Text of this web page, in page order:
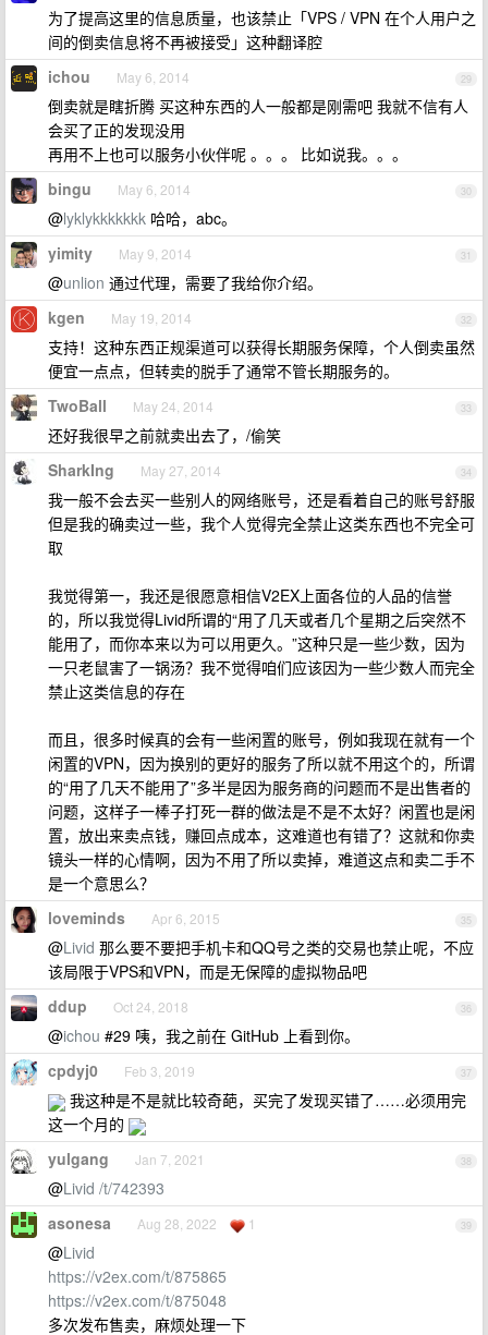
为了提高这里的信息质量，也该禁止「VPS / VPN 在个人用户之
间的倒卖信息将不再被接受」这种翻译腔
29
ichou May 6, 2014
倒卖就是瞎折腾 买这种东西的人一般都是刚需吧 我就不信有人
会买了正的发现没用
再用不上也可以服务小伙伴呢 。。。 比如说我。。。
30
bingu May 6, 2014
@lyklykkkkkkk 哈哈，abc。
31
yimity May 9, 2014
@unlion 通过代理，需要了我给你介绍。
32
kgen May 19, 2014
支持！这种东西正规渠道可以获得长期服务保障，个人倒卖虽然
便宜一点点，但转卖的脱手了通常不管长期服务的。
33
TwoBall May 24, 2014
还好我很早之前就卖出去了，/偷笑
34
SharkIng May 27, 2014
我一般不会去买一些别人的网络账号，还是看着自己的账号舒服
但是我的确卖过一些，我个人觉得完全禁止这类东西也不完全可
取
我觉得第一，我还是很愿意相信V2EX上面各位的人品的信誉
的，所以我觉得Livid所谓的“用了几天或者几个星期之后突然不
能用了，而你本来以为可以用更久。”这种只是一些少数，因为
一只老鼠害了一锅汤？我不觉得咱们应该因为一些少数人而完全
禁止这类信息的存在
而且，很多时候真的会有一些闲置的账号，例如我现在就有一个
闲置的VPN，因为换别的更好的服务了所以就不用这个的，所谓
的“用了几天不能用了”多半是因为服务商的问题而不是出售者的
问题，这样子一棒子打死一群的做法是不是不太好？闲置也是闲
置，放出来卖点钱，赚回点成本，这难道也有错了？这就和你卖
镜头一样的心情啊，因为不用了所以卖掉，难道这点和卖二手不
是一个意思么？
35
loveminds Apr 6, 2015
@Livid 那么要不要把手机卡和QQ号之类的交易也禁止呢，不应
该局限于VPS和VPN，而是无保障的虚拟物品吧
36
ddup Oct 24, 2018
@ichou #29 咦，我之前在 GitHub 上看到你。
37
cpdyj0 Feb 3, 2019
我这种是不是就比较奇葩，买完了发现买错了……必须用完
这一个月的
38
yulgang Jan 7, 2021
@Livid /t/742393
39
asonesa Aug 28, 2022 1
@Livid
https://v2ex.com/t/875865
https://v2ex.com/t/875048
多次发布售卖，麻烦处理一下